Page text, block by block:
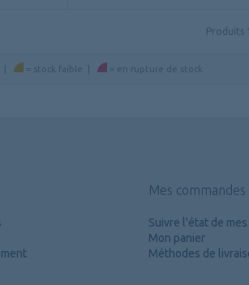
Produits
= stock faible = en rupture de stock
Mes commandes
Suivre l'état de
Mon panier
Méthodes de